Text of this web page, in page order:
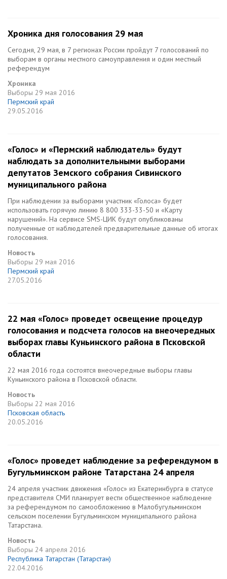
Хроника дня голосования 29 мая
Сегодня, 29 мая, в 7 регионах России пройдут 7 голосований по
выборам в органы местного самоуправления и один местный
референдум
Хроника
Выборы 29 мая 2016
Пермский край
29.05.2016
«Голос» и «Пермский наблюдатель» будут
наблюдать за дополнительными выборами
депутатов Земского собрания Сивинского
муниципального района
При наблюдении за выборами участник «Голоса» будет
использовать горячую линию 8 800 333-33-50 и «Карту
нарушений». На сервисе SMS-ЦИК будут опубликованы
полученные от наблюдателей предварительные данные об итогах
голосования.
Новость
Выборы 29 мая 2016
Пермский край
27.05.2016
22 мая «Голос» проведет освещение процедур
голосования и подсчета голосов на внеочередных
выборах главы Куньинского района в Псковской
области
22 мая 2016 года состоятся внеочередные выборы главы
Куньинского района в Псковской области.
Новость
Выборы 22 мая 2016
Псковская область
20.05.2016
«Голос» проведет наблюдение за референдумом в
Бугульминском районе Татарстана 24 апреля
24 апреля участник движения «Голос» из Екатеринбурга в статусе
представителя СМИ планирует вести общественное наблюдение
за референдумом по самообложению в Малобугульминском
сельском поселении Бугульминском муниципального района
Татарстана.
Новость
Выборы 24 апреля 2016
Республика Татарстан (Татарстан)
22.04.2016